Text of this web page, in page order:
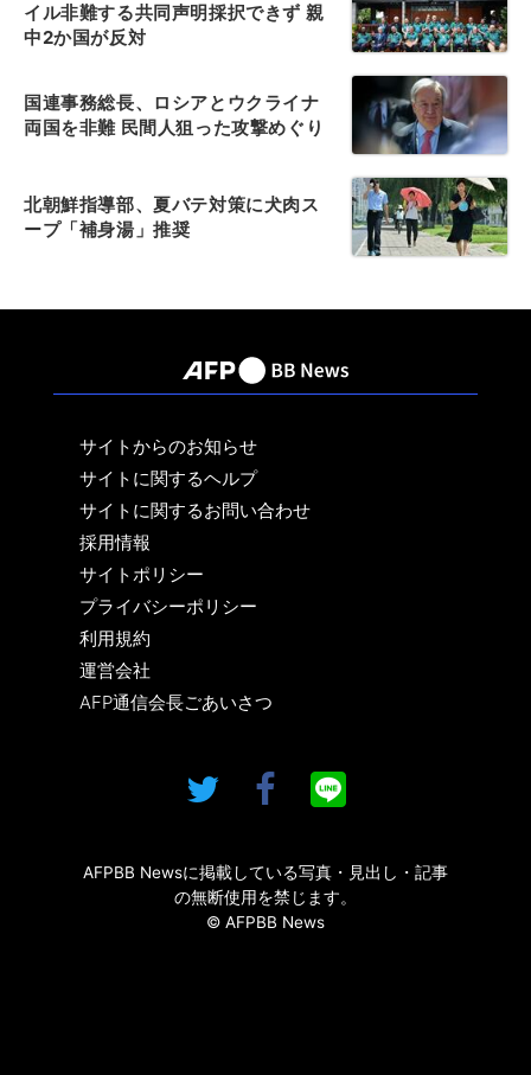
イル非難する共同声明採択できず 親
中2か国が反対
国連事務総長、ロシアとウクライナ
両国を非難 民間人狙った攻撃めぐり
北朝鮮指導部、夏バテ対策に犬肉ス
ープ「補身湯」推奨
サイトからのお知らせ
サイトに関するヘルプ
サイトに関するお問い合わせ
採用情報
サイトポリシー
プライバシーポリシー
利用規約
運営会社
AFP通信会長ごあいさつ
AFPBB Newsに掲載している写真・見出し・記事
の無断使用を禁じます。
© AFPBB News